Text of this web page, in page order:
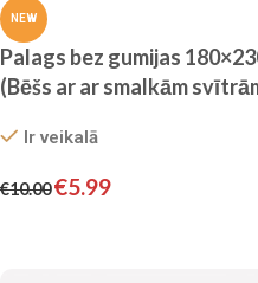
NEW
Palags bez gumijas
(Bēšs ar ar smalkām
Ir veikalā
€10.00€5.99